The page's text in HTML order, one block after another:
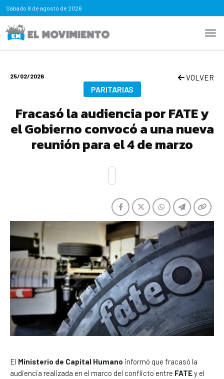
Sabado 8 de agosto de 2026
25/02/2026 VOLVER
PARITARIAS
Fracasó la audiencia por FATE y
el Gobierno convocó a una nueva
reunión para el 4 de marzo
El Ministerio de Capital Humano informó que fracasó la
audiencia realizada en el marco del conflicto entre FATEy el